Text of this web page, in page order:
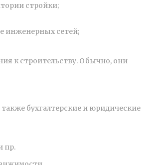
стройки;
инженерных сетей;
к строительству. Обычно, они
бухгалтерские и юридические
пр.